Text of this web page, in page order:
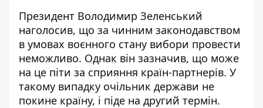
Президент Володимир Зеленський
наголосив, що за чинним законодавством
в умовах воєнного стану вибори провести
неможливо. Однак він зазначив, що може
на це піти за сприяння країн-партнерів. У
такому випадку очільник держави не
покине країну, і піде на другий термін.